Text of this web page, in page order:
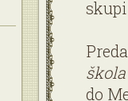
do